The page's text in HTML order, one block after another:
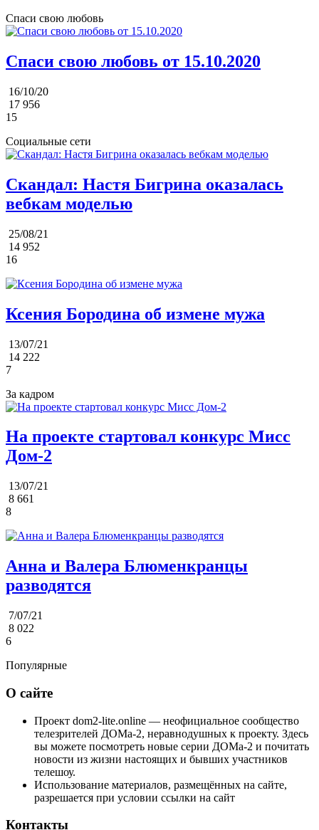
Спаси свою любовь
Спаси свою любовь от 15.10.2020
16/10/20
17 956
15
Социальные сети
Скандал: Настя Бигрина оказалась
вебкам моделью
25/08/21
14 952
16
Ксения Бородина об измене мужа
13/07/21
14 222
7
За кадром
На проекте стартовал конкурс Мисс
Дом-2
13/07/21
8 661
8
Анна и Валера Блюменкранцы
разводятся
7/07/21
8 022
6
Популярные
О сайте
Проект dom2-lite.online — неофициальное сообщество
телезрителей ДОМа-2, неравнодушных к проекту. Здесь
вы можете посмотреть новые серии ДОМа-2 и почитать
новости из жизни настоящих и бывших участников
телешоу.
Использование материалов, размещённых на сайте,
разрешается при условии ссылки на сайт
Контакты